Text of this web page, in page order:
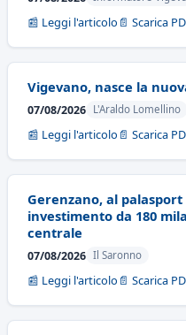
📰 Leggi l'articolo 📄 Scarica
Vigevano, nasce la
07/08/2026 L'Araldo Lomellino
📰 Leggi l'articolo 📄 Scarica
Gerenzano, al
investimento da 180
centrale
07/08/2026 Il Saronno
📰 Leggi l'articolo 📄 Scarica